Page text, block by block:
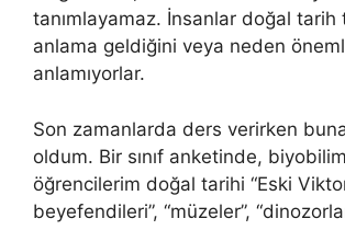
tanımlayamaz. İnsanlar doğal tarih
anlama geldiğini veya neden
anlamıyorlar.
Son zamanlarda ders verirken
oldum. Bir sınıf anketinde, biyobilim
öğrencilerim doğal tarihi “Eski
beyefendileri”, “müzeler”,